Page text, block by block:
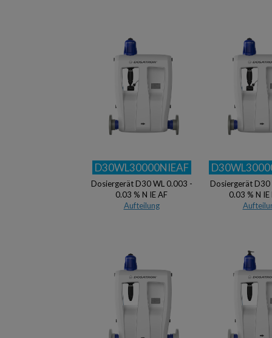
D30WL30000NIEAF
Dosiergerät D30 WL 0.003 -
0.03 % N IE AF
Aufteilung
Dosiergerät D30
0.03 % N IE